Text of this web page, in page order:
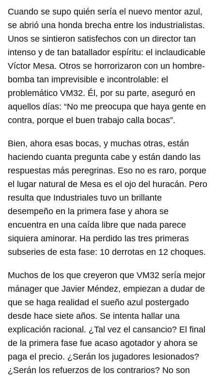
Cuando se supo quién sería el nuevo mentor azul,
se abrió una honda brecha entre los industrialistas.
Unos se sintieron satisfechos con un director tan
intenso y de tan batallador espíritu: el inclaudicable
Víctor Mesa. Otros se horrorizaron con un hombre-
bomba tan imprevisible e incontrolable: el
problemático VM32. Él, por su parte, aseguró en
aquellos días: “No me preocupa que haya gente en
contra, porque el buen trabajo calla bocas”.
Bien, ahora esas bocas, y muchas otras, están
haciendo cuanta pregunta cabe y están dando las
respuestas más peregrinas. Eso no es raro, porque
el lugar natural de Mesa es el ojo del huracán. Pero
resulta que Industriales tuvo un brillante
desempeño en la primera fase y ahora se
encuentra en una caída libre que nada parece
siquiera aminorar. Ha perdido las tres primeras
subseries de esta fase: 10 derrotas en 12 choques.
Muchos de los que creyeron que VM32 sería mejor
mánager que Javier Méndez, empiezan a dudar de
que se haga realidad el sueño azul postergado
desde hace siete años. Se intenta hallar una
explicación racional. ¿Tal vez el cansancio? El final
de la primera fase fue acaso agotador y ahora se
paga el precio. ¿Serán los jugadores lesionados?
¿Serán los refuerzos de los contrarios? No son